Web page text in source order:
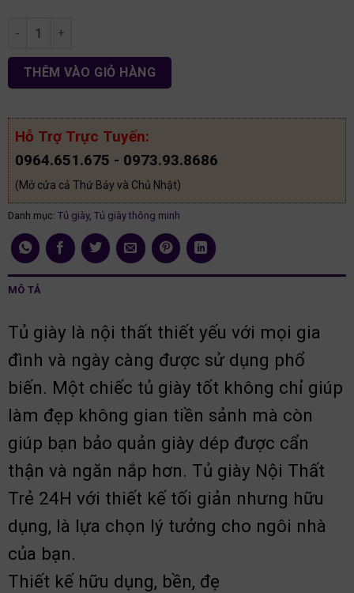
Tủ giày 80p hiện đại gỗ MDF TA04 số lượng
THÊM VÀO GIỎ HÀNG
Hỗ Trợ Trực Tuyến:
0964.651.675 - 0973.93.8686
(Mở cửa cả Thứ Bảy và Chủ Nhật)
Danh mục: Tủ giày, Tủ giày thông minh
MÔ TẢ
Tủ giày là nội thất thiết yếu với mọi gia
đình và ngày càng được sử dụng phổ
biến. Một chiếc tủ giày tốt không chỉ giúp
làm đẹp không gian tiền sảnh mà còn
giúp bạn bảo quản giày dép được cẩn
thận và ngăn nắp hơn. Tủ giày Nội Thất
Trẻ 24H với thiết kế tối giản nhưng hữu
dụng, là lựa chọn lý tưởng cho ngôi nhà
của bạn.
Thiết kế hữu dụng, bền, đẹ